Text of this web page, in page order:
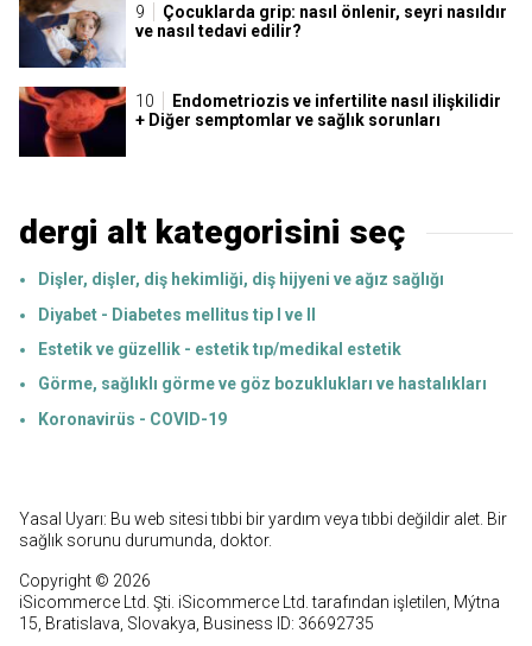
Çocuklarda grip: nasıl önlenir, seyri nasıldır
ve nasıl tedavi edilir?
Endometriozis ve infertilite nasıl ilişkilidir
+ Diğer semptomlar ve sağlık sorunları
dergi alt kategorisini seç
Dişler, dişler, diş hekimliği, diş hijyeni ve ağız sağlığı
Diyabet - Diabetes mellitus tip I ve II
Estetik ve güzellik - estetik tıp/medikal estetik
Görme, sağlıklı görme ve göz bozuklukları ve hastalıkları
Koronavirüs - COVID-19
Yasal Uyarı: Bu web sitesi tıbbi bir yardım veya tıbbi değildir alet. Bir
sağlık sorunu durumunda, doktor.
Copyright © 2026
iSicommerce Ltd. Şti. iSicommerce Ltd. tarafından işletilen, Mýtna
15, Bratislava, Slovakya, Business ID: 36692735